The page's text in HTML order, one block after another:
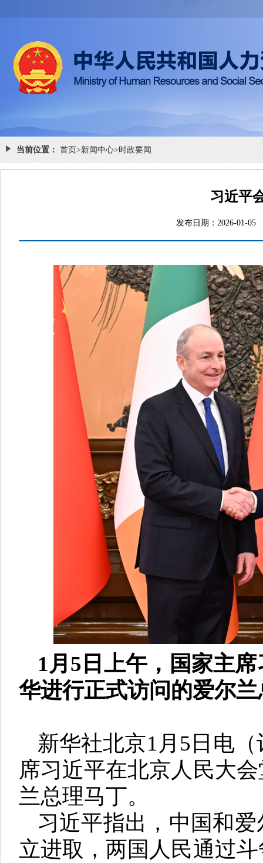
当前位置： 首页>新闻中心>时政要闻
习近平
发布日期：
1月5日上午，国家主
华进行正式访问的爱尔
新华社北京1月5日电
席习近平在北京人民大
兰总理马丁。
习近平指出，中国和
立进取，两国人民通过